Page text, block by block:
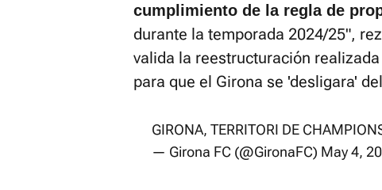
cumplimiento de la regla de
durante la temporada 2024/25",
valida la reestructuración
para que el Girona se 'desligara'
GIRONA, TERRITORI DE
— Girona FC (@GironaFC) May 4,